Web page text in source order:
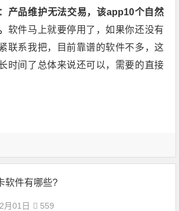
产品维护无法交易，该app10个自然
软件马上就要停用了，如果你还没有
联系我把，目前靠谱的软件不多，这
时间了总体来说还可以，需要的直接
软件有哪些?
月01日 559